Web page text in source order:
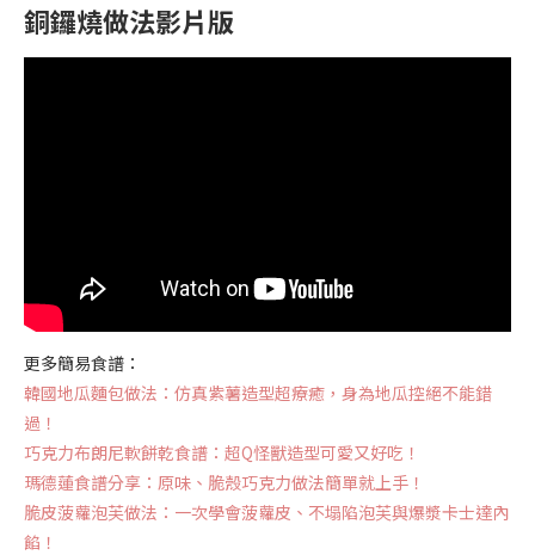
銅鑼燒做法影片版
更多簡易食譜：
韓國地瓜麵包做法：仿真紫薯造型超療癒，身為地瓜控絕不能錯
過！
巧克力布朗尼軟餅乾食譜：超Q怪獸造型可愛又好吃！
瑪德蓮食譜分享：原味、脆殼巧克力做法簡單就上手！
脆皮菠蘿泡芙做法：一次學會菠蘿皮、不塌陷泡芙與爆漿卡士達內
餡！